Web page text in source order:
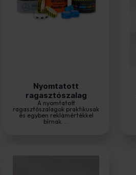
Nyomtatott
ragasztószalag
A nyomtatott
ragasztószalagok praktikusak
és egyben reklámértékkel
bírnak. ...